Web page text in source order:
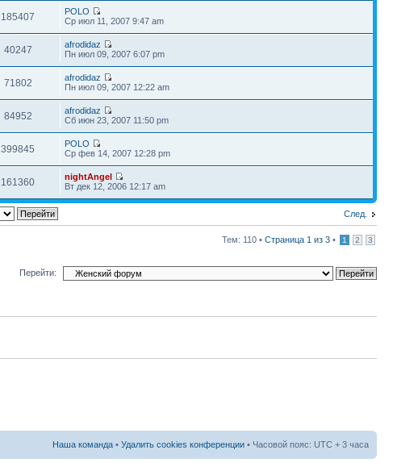
185407
POLO
Ср июл 11, 2007 9:47 am
40247
afrodidaz
Пн июл 09, 2007 6:07 pm
71802
afrodidaz
Пн июл 09, 2007 12:22 am
84952
afrodidaz
Сб июн 23, 2007 11:50 pm
399845
POLO
Ср фев 14, 2007 12:28 pm
161360
nightAngel
Вт дек 12, 2006 12:17 am
След.
Тем: 110 • Страница 1 из 3 • 1 2 3
Перейти:
Наша команда • Удалить cookies конференции • Часовой пояс: UTC + 3 часа